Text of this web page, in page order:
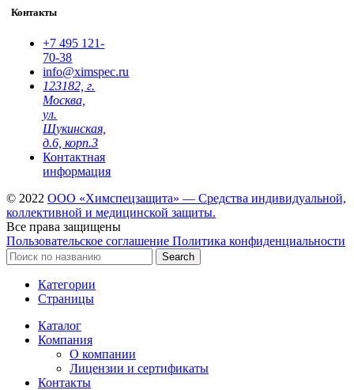
Контакты
+7 495 121-
70-38
info@ximspec.ru
123182, г.
Москва,
ул.
Щукинская,
д.6, корп.3
Контактная
информация
© 2022 ООО «Химспецзащита» — Средства индивидуальной,
коллективной и медицинской защиты.
Все права защищены
Пользовательское соглашение Политика конфиденциальности
Search
Категории
Страницы
Каталог
Компания
О компании
Лицензии и сертификаты
Контакты